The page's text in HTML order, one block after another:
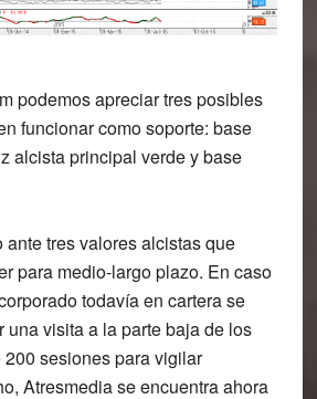
podemos apreciar tres posibles
funcionar como soporte: base
alcista principal verde y base
ante tres valores alcistas que
para medio-largo plazo. En caso
todavía en cartera se
una visita a la parte baja de los
sesiones para vigilar
Atresmedia se encuentra ahora